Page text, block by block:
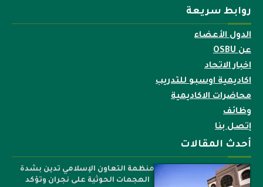
روابط سريعة
الدول الأعضاء
عن OSBU
اخبار الاتحاد
اكاديمية اوسبو للتدريب
محاضرات الاكاديمية
وظائف
إتصل بنا
أحدث المقالات
منظمة التعاون الإسلامي تدين بشدة
الهجمات الحوثية على نجران وتؤكد